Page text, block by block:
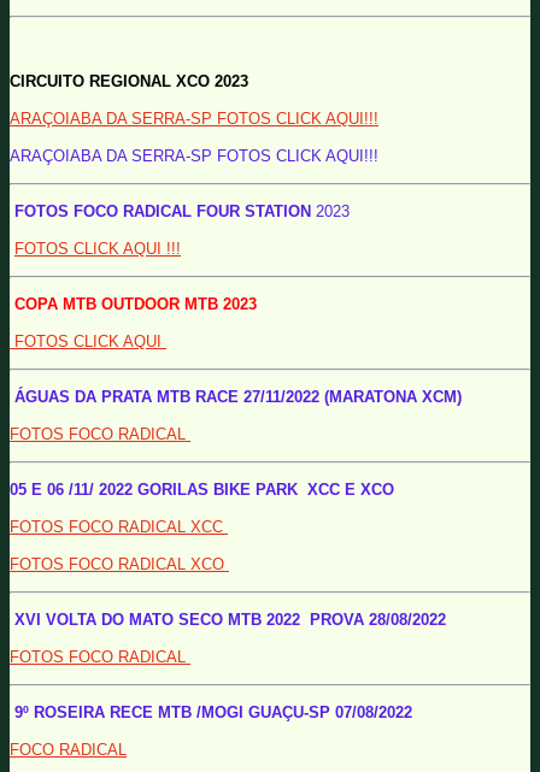
CIRCUITO REGIONAL XCO 2023
ARAÇOIABA DA SERRA-SP FOTOS CLICK AQUI!!!
ARAÇOIABA DA SERRA-SP FOTOS CLICK AQUI!!!
FOTOS FOCO RADICAL FOUR STATION 2023
FOTOS CLICK AQUI !!!
COPA MTB OUTDOOR MTB 2023
FOTOS CLICK AQUI
ÁGUAS DA PRATA MTB RACE 27/11/2022 (MARATONA XCM)
FOTOS FOCO RADICAL
05 E 06 /11/ 2022 GORILAS BIKE PARK XCC E XCO
FOTOS FOCO RADICAL XCC
FOTOS FOCO RADICAL XCO
XVI VOLTA DO MATO SECO MTB 2022 PROVA 28/08/2022
FOTOS FOCO RADICAL
9º ROSEIRA RECE MTB /MOGI GUAÇU-SP 07/08/2022
FOCO RADICAL